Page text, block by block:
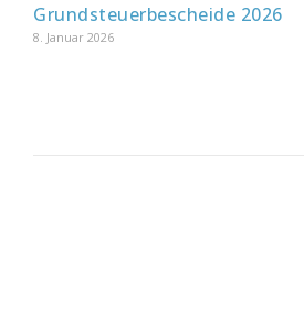
Grundsteuerbescheide 2026
8. Januar 2026